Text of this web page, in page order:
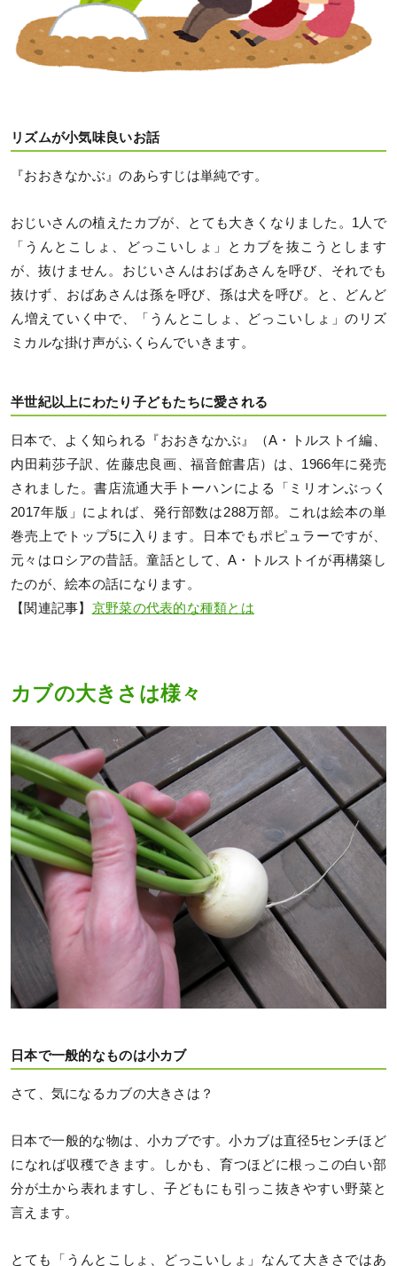
リズムが小気味良いお話
『おおきなかぶ』のあらすじは単純です。
おじいさんの植えたカブが、とても大きくなりました。1人で
「うんとこしょ、どっこいしょ」とカブを抜こうとします
が、抜けません。おじいさんはおばあさんを呼び、それでも
抜けず、おばあさんは孫を呼び、孫は犬を呼び。と、どんど
ん増えていく中で、「うんとこしょ、どっこいしょ」のリズ
ミカルな掛け声がふくらんでいきます。
半世紀以上にわたり子どもたちに愛される
日本で、よく知られる『おおきなかぶ』（A・トルストイ編、
内田莉莎子訳、佐藤忠良画、福音館書店）は、1966年に発売
されました。書店流通大手トーハンによる「ミリオンぶっく
2017年版」によれば、発行部数は288万部。これは絵本の単
巻売上でトップ5に入ります。日本でもポピュラーですが、
元々はロシアの昔話。童話として、A・トルストイが再構築し
たのが、絵本の話になります。
【関連記事】 京野菜の代表的な種類とは
カブの大きさは様々
日本で一般的なものは小カブ
さて、気になるカブの大きさは？
日本で一般的な物は、小カブです。小カブは直径5センチほど
になれば収穫できます。しかも、育つほどに根っこの白い部
分が土から表れますし、子どもにも引っこ抜きやすい野菜と
言えます。
とても「うんとこしょ、どっこいしょ」なんて大きさではあ